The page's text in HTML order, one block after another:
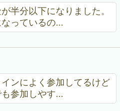
半分以下になりました。
っているの...
ンによく参加してるけど
参加しやす...